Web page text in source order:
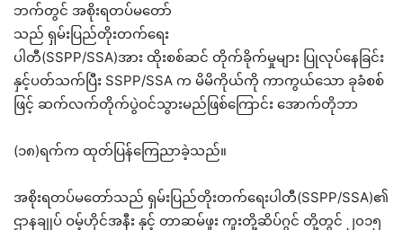
ဘက်တွင် အစိုးရတပ်မတော်
သည် ရှမ်းပြည်တိုးတက်ရေး
ပါတီ(SSPP/SSA)အား ထိုးစစ်ဆင် တိုက်ခိုက်မှုများ ပြုလုပ်နေခြင်း
နှင့်ပတ်သက်ပြီး SSPP/SSA က မိမိကိုယ်ကို ကာကွယ်သော ခုခံစစ်
ဖြင့် ဆက်လက်တိုက်ပွဲဝင်သွားမည်ဖြစ်ကြောင်း အောက်တိုဘာ
(၁၈)ရက်က ထုတ်ပြန်ကြေညာခဲ့သည်။
အစိုးရတပ်မတော်သည် ရှမ်းပြည်တိုးတက်ရေးပါတီ(SSPP/SSA)၏
ဌာနချုပ် ဝမ့်ဟိုင်အနီး နှင့် တာဆမ်ဖူး ကူးတို့ဆိပ်ဂွင် တို့တွင် ၂၀၁၅